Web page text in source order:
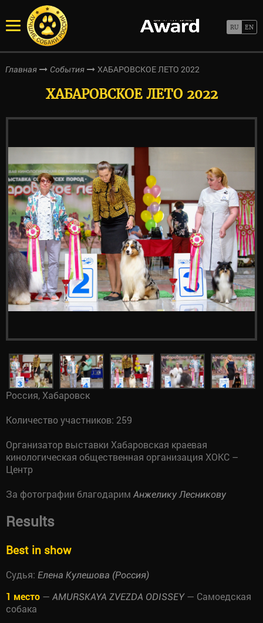
Главная События ХАБАРОВСКОЕ ЛЕТО 2022
ХАБАРОВСКОЕ ЛЕТО 2022
Россия, Хабаровск
Количество участников: 259
Организатор выставки Хабаровская краевая
кинологическая общественная организация ХОКС –
Центр
За фотографии благодарим Анжелику Лесникову
Results
Best in show
Судья: Елена Кулешова (Россия)
1 место — AMURSKAYA ZVEZDA ODISSEY— Самоедская
собака